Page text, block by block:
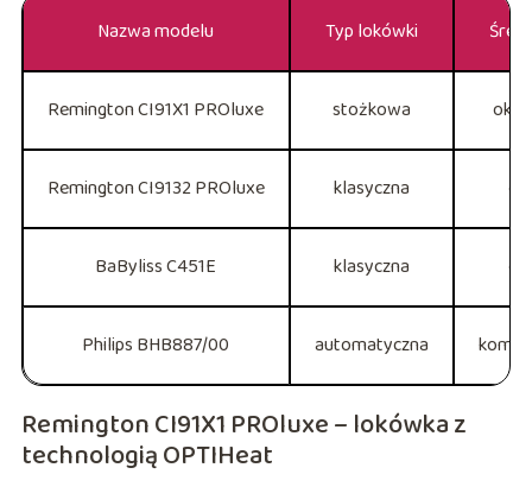
Nazwa modelu Typ lokówki
Remington CI91X1 PROluxe stożkowa ok.
Remington CI9132 PROluxe klasyczna
BaByliss C451E klasyczna
Philips BHB887/00 automatyczna
Remington CI91X1 PROluxe – lokówka z
technologią OPTIHeat